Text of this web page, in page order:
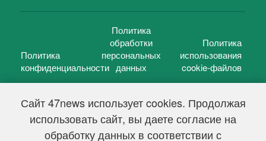
Сайт 47news использует cookies. Продолжая
использовать сайт, вы даете согласие на
обработку данных в соответствии с
Политика
конфиденциальности
Политика
обработки
персональных
данных
Политика
использования
cookie-файлов
47 новостей (47 news)2005 — 2026 г.
Свидетельство о регистрации СМИ Эл № ФС 77-39848, выдано